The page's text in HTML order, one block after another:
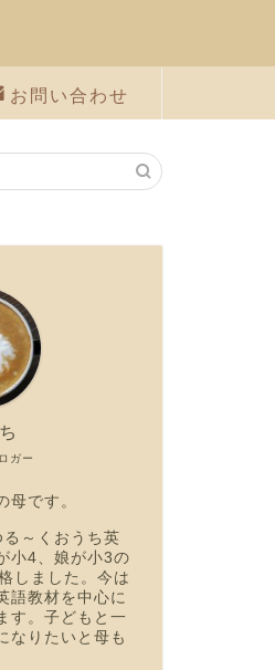
お問い合わせ
ガー
母です。
～くおうち英
小4、娘が小3の
しました。今は
語教材を中心に
す。子どもと一
なりたいと母も